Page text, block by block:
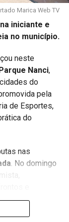
Marica Web TV
iniciante e
no município.
neste
Nanci,
do
pela
de Esportes,
do
nas
. No domingo